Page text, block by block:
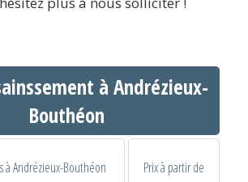
à Andrézieux-
Bouthéon
à Andrézieux-Bouthéon Prix à partir de